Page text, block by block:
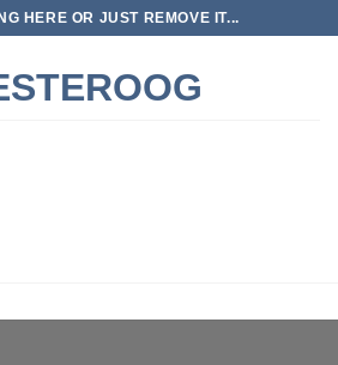
HERE OR JUST REMOVE IT...